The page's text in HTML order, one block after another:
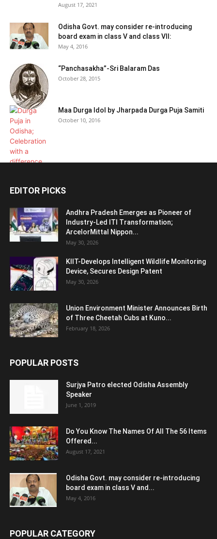
August 17, 2021
Odisha Govt. may consider re-introducing
board exam in class V and class VII:
May 4, 2016
“Panchasakha”-Sri Balaram Das
October 28, 2015
Maa Durga Idol by Jharpada Durga Puja Samiti
October 10, 2016
EDITOR PICKS
Andhra Pradesh Emerges as Pioneer of
Industry-Led ITI Transformation;
ArcelorMittal Nippon...
May 30, 2026
KIIT-Develops Intelligent Wildlife Monitoring
Device, Secures Design Patent
May 30, 2026
Union Environment Minister Announces Birth
of Three Cheetah Cubs at Kuno...
February 18, 2026
POPULAR POSTS
Surjya Patro elected Odisha Assembly
Speaker
June 1, 2019
Do You Know The Names Of All The 56 Items
Offered...
August 17, 2021
Odisha Govt. may consider re-introducing
board exam in class V and...
May 4, 2016
POPULAR CATEGORY